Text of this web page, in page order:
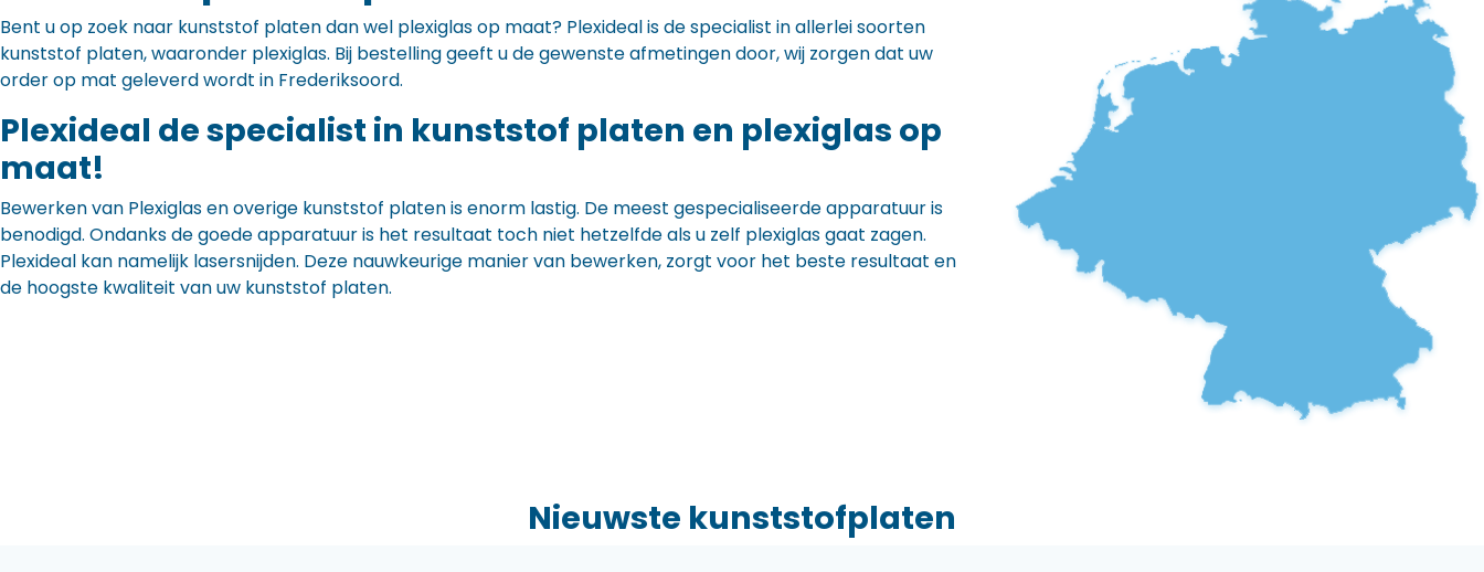
Bent u op zoek naar kunststof platen dan wel plexiglas op maat? Plexideal is de specialist in allerlei soorten
kunststof platen, waaronder plexiglas. Bij bestelling geeft u de gewenste afmetingen door, wij zorgen dat uw
order op mat geleverd wordt in Frederiksoord.
Plexideal de specialist in kunststof platen en plexiglas op
maat!
Bewerken van Plexiglas en overige kunststof platen is enorm lastig. De meest gespecialiseerde apparatuur is
benodigd. Ondanks de goede apparatuur is het resultaat toch niet hetzelfde als u zelf plexiglas gaat zagen.
Plexideal kan namelijk lasersnijden. Deze nauwkeurige manier van bewerken, zorgt voor het beste resultaat en
de hoogste kwaliteit van uw kunststof platen.
Nieuwste kunststofplaten